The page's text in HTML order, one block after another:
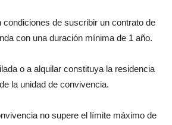
de suscribir un contrato de
con una duración mínima de 1 año.
o a alquilar constituya la residencia
la unidad de convivencia.
no supere el límite máximo de